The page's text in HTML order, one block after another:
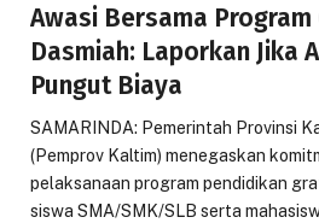
Awasi Bersama
Dasmiah: Laporkan Jika
Pungut Biaya
SAMARINDA: Pemerintah Provinsi
(Pemprov Kaltim) menegaskan
pelaksanaan program pendidikan
siswa SMA/SMK/SLB serta